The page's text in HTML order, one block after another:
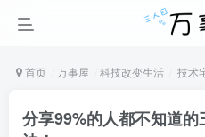
首页 万事屋 科技改变生活 技术
分享99%的人都不知道